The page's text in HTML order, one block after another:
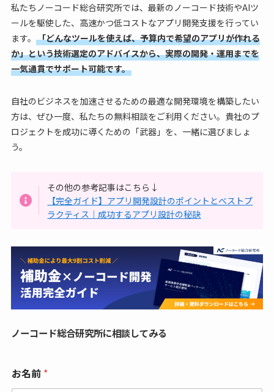
私たちノーコード総合研究所では、最新のノーコード技術やAIツ
ールを駆使した、高速かつ低コストなアプリ開発支援を行ってい
ます。 「どんなツールを使えば、予算内で希望のアプリが作れる
か」という技術選定のアドバイスから、実際の開発・運用までを
一気通貫でサポート可能です。
自社のビジネスを加速させるための最適な開発環境を構築したい
方は、ぜひ一度、私たちの無料相談をご利用ください。貴社のプ
ロジェクトを成功に導くための「武器」を、一緒に選びましょ
う。
その他の参考記事はこちら↓
【完全ガイド】アプリ開発設計のポイントとベストプ
ラクティス｜成功するアプリ設計の秘訣
ノーコード総合研究所に相談してみる
お名前 *